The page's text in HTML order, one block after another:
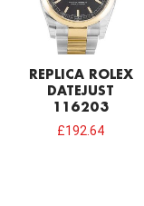
REPLICA ROLEX
DATEJUST
116203
£192.64